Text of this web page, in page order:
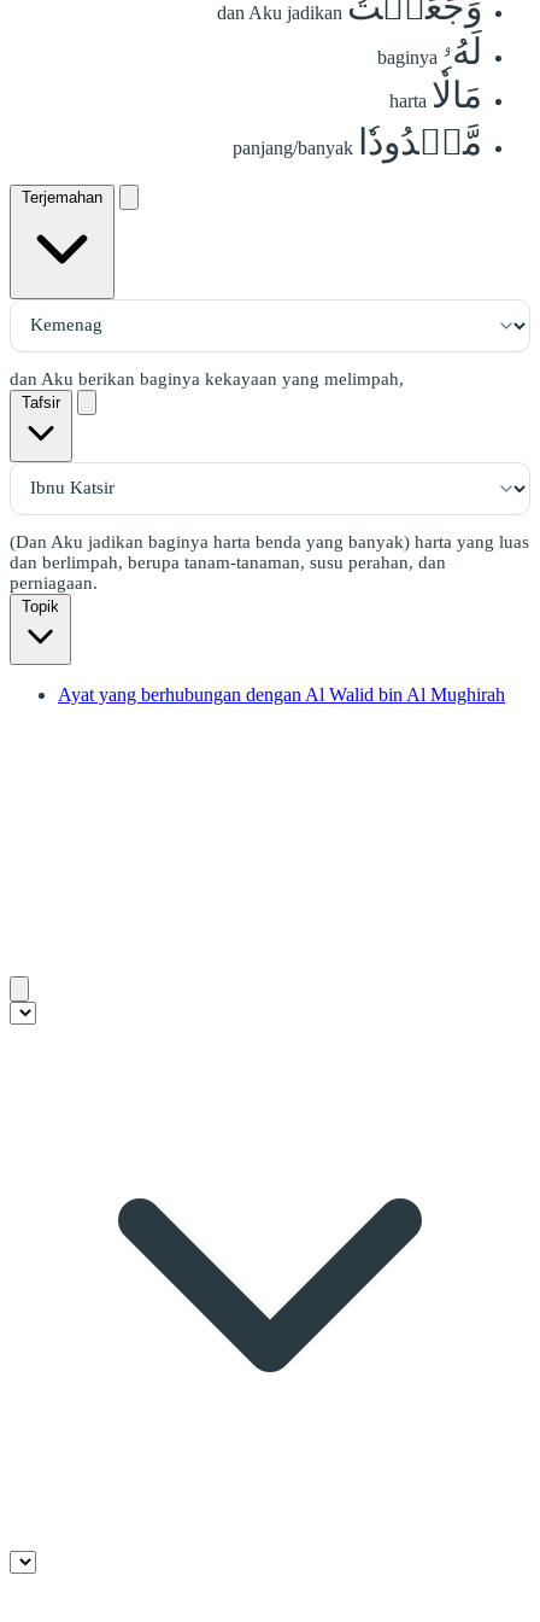
dan Aku jadikan
لَهُۥ baginya
مَالٗا harta
مَّمۡدُودٗا panjang/banyak
Terjemahan
dan Aku berikan baginya kekayaan yang melimpah,
Tafsir
(Dan Aku jadikan baginya harta benda yang banyak) harta yang luas
dan berlimpah, berupa tanam-tanaman, susu perahan, dan
perniagaan.
Topik
Ayat yang berhubungan dengan Al Walid bin Al Mughirah